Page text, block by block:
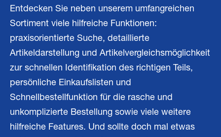
Entdecken Sie neben unserem umfangreichen
Sortiment viele hilfreiche Funktionen:
praxisorientierte Suche, detaillierte
Artikeldarstellung und Artikelvergleichsmöglichkeit
zur schnellen Identifikation des richtigen Teils,
persönliche Einkaufslisten und
Schnellbestellfunktion für die rasche und
unkomplizierte Bestellung sowie viele weitere
hilfreiche Features. Und sollte doch mal etwas